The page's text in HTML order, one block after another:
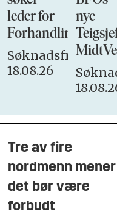
leder for
Søknadsfrist:
18.08.26
nye
Tre av fire
nordmenn mener
det bør være
forbudt